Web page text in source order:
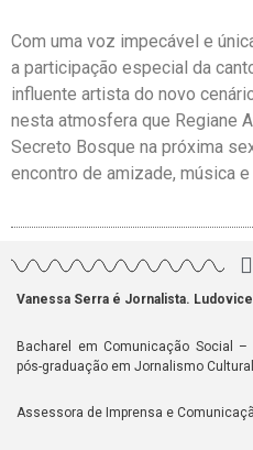
Com uma voz impecável e
a participação especial da
influente artista do novo
nesta atmosfera que Regiane
Secreto Bosque na próxima
encontro de amizade, música e
Vanessa Serra é Jornalista.
Bacharel em Comunicação Social –
pós-graduação em Jornalismo
Assessora de Imprensa e